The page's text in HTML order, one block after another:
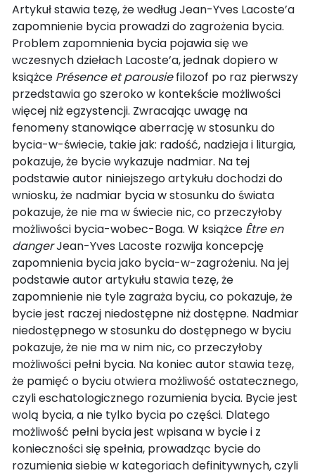
Artykuł stawia tezę, że według Jean-Yves Lacoste’a
zapomnienie bycia prowadzi do zagrożenia bycia.
Problem zapomnienia bycia pojawia się we
wczesnych dziełach Lacoste’a, jednak dopiero w
książce Présence et parousiefilozof po raz pierwszy
przedstawia go szeroko w kontekście możliwości
więcej niż egzystencji. Zwracając uwagę na
fenomeny stanowiące aberrację w stosunku do
bycia-w-świecie, takie jak: radość, nadzieja i liturgia,
pokazuje, że bycie wykazuje nadmiar. Na tej
podstawie autor niniejszego artykułu dochodzi do
wniosku, że nadmiar bycia w stosunku do świata
pokazuje, że nie ma w świecie nic, co przeczyłoby
możliwości bycia-wobec-Boga. W książce Être en
dangerJean-Yves Lacoste rozwija koncepcję
zapomnienia bycia jako bycia-w-zagrożeniu. Na jej
podstawie autor artykułu stawia tezę, że
zapomnienie nie tyle zagraża byciu, co pokazuje, że
bycie jest raczej niedostępne niż dostępne. Nadmiar
niedostępnego w stosunku do dostępnego w byciu
pokazuje, że nie ma w nim nic, co przeczyłoby
możliwości pełni bycia. Na koniec autor stawia tezę,
że pamięć o byciu otwiera możliwość ostatecznego,
czyli eschatologicznego rozumienia bycia. Bycie jest
wolą bycia, a nie tylko bycia po części. Dlatego
możliwość pełni bycia jest wpisana w bycie i z
konieczności się spełnia, prowadząc bycie do
rozumienia siebie w kategoriach definitywnych, czyli